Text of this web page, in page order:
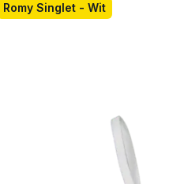
Romy Singlet - Wit